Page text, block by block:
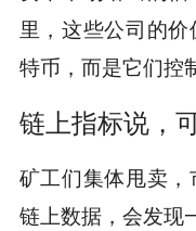
里，这些公司的
特币，而是它们控
链上指标说，
矿工们集体甩卖
链上数据，会发现